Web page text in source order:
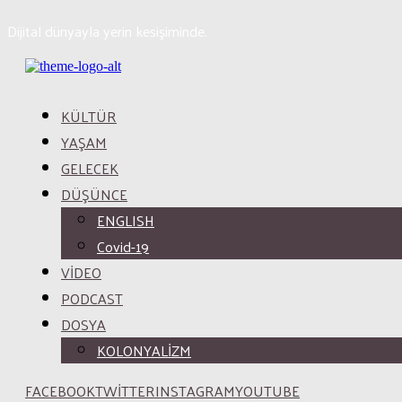
KÜLTÜR
YAŞAM
GELECEK
DÜŞÜNCE
ENGLISH
Covid-19
VİDEO
PODCAST
DOSYA
KOLONYALİZM
FACEBOOKTWITTERINSTAGRAMYOUTUBE